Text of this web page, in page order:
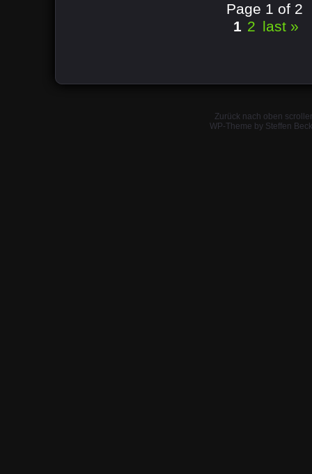
Page 1 of 2
1 2 last »
Zurück nach oben
WP-Theme by Steffen